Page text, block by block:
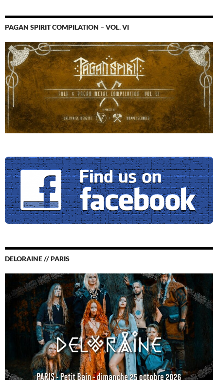
PAGAN SPIRIT COMPILATION – VOL. VI
DELORAINE // PARIS